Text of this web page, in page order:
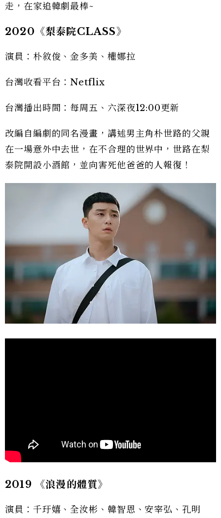
走，在家追韓劇最棒~
2020《梨泰院CLASS》
演員：朴敘俊、金多美、權娜拉
台灣收看平台：Netflix
台灣播出時間：每周五、六深夜12:00更新
改編自編劇的同名漫畫，講述男主角朴世路的父親
在一場意外中去世，在不合理的世界中，世路在梨
泰院開設小酒館，並向害死他爸爸的人報復！
2019 《浪漫的體質》
演員：千玗嬉、全汝彬、韓智恩、安宰弘、孔明